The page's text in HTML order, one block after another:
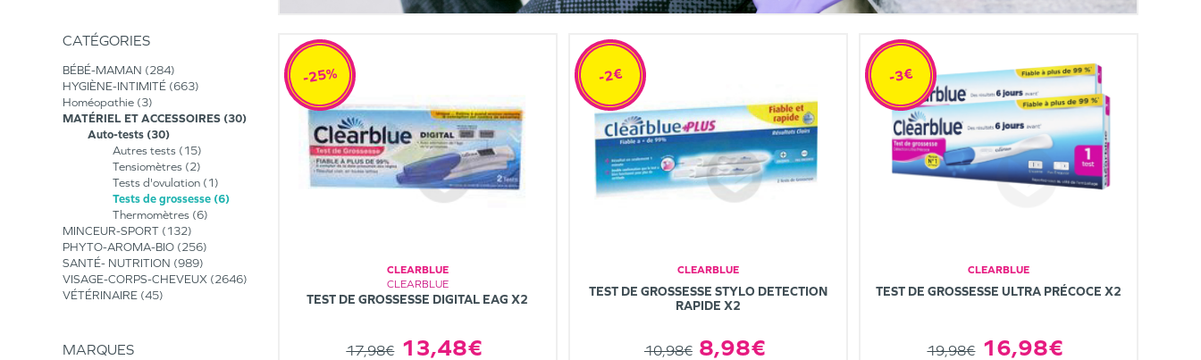
CATÉGORIES
BÉBÉ-MAMAN
284
HYGIÈNE-INTIMITÉ 663
Homéopathie 3
MATÉRIEL ET ACCESSOIRES 30
Auto-tests 30
Autres tests
15
Tensiomètres
2
Tests d'ovulation
1
Tests de grossesse 6
Thermomètres 6
MINCEUR-SPORT
132
PHYTO-AROMA-BIO 256
SANTÉ- NUTRITION 989
VISAGE-CORPS-CHEVEUX 2646
VÉTÉRINAIRE 45
MARQUES
CLEARBLUE
CLEARBLUE
TEST DE GROSSESSE DIGITAL EAG X2
17,98€ 13,48€
-25%
CLEARBLUE
TEST DE GROSSESSE STYLO DETECTION
RAPIDE X2
10,98€ 8,98€
-2€
CLEARBLUE
TEST DE GROSSESSE ULTRA PRÉCOCE X2
19,98€ 16,98€
-3€